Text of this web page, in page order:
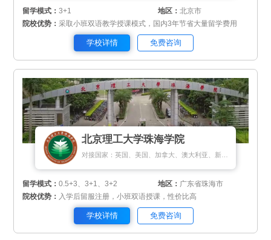
留学模式：3+1 地区：北京市
院校优势：采取小班双语教学授课模式，国内3年节省大量留学费用
学校详情 免费咨询
北京理工大学珠海学院
留学模式：0.5+3、3+1、3+2 地区： 广东省珠海市
院校优势： 入学后留服注册，小班双语授课，性价比高
学校详情 免费咨询